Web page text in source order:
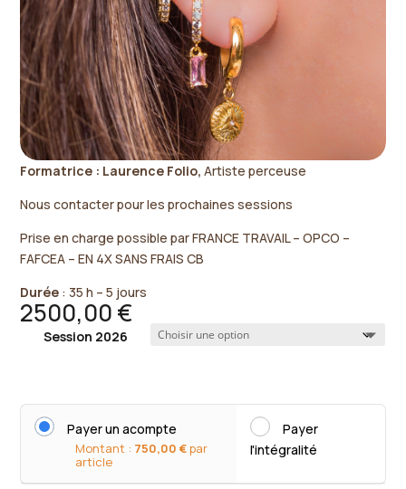
Formatrice : Laurence Folio,Artiste perceuse
Nous contacter pour les prochaines sessions
Prise en charge possible par FRANCE TRAVAIL – OPCO –
FAFCEA – EN 4X SANS FRAIS CB
Durée : 35 h – 5 jours
2500,00€
Session 2026
Payer un acompte
Montant : 750,00€par
article
Payer
l'intégralité